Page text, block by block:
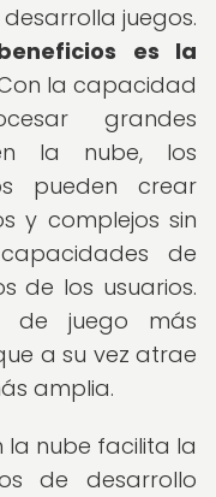
juegos.
es la
la capacidad
grandes
la nube, los
pueden crear
y complejos sin
de
de los usuarios.
de juego más
a su vez atrae
amplia.
la nube facilita la
de desarrollo